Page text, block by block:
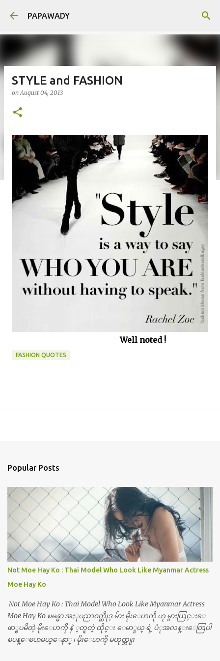
PAPAWADY
STYLE and FASHION
onAugust 04, 2013
Well noted !
FASHION QUOTES
Popular Posts
Not Moe Hay Ko : Thai Model Who Look Like Myanmar Actress
Moe Hay Ko
Not Moe Hay Ko : Thai Model Who Look Like Myanmar Actress
Moe Hay Ko ၿမန္မာ အႏုပညာ၀က္ဆိုဒ္ မ်ား မိုးေဟကို ဟု မွားယြင္းေ
ဖာ္ၿပမိတဲ့ မိုးေဟကို နဲ ့တူတဲ့ ထိုင္း ေမာ္ဒယ္ ရဲ့ ပံုအလန္းေတြပါ
ၿပန္ေၿပာမယ္ေနာ္ ၊ မိုးေဟကို မဟုတ္ဘူး